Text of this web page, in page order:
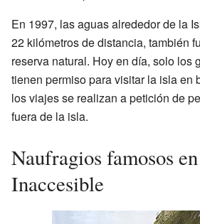
En 1997, las aguas alrededor de la
22 kilómetros de distancia, también
reserva natural. Hoy en día, solo los
tienen permiso para visitar la isla en
los viajes se realizan a petición de
fuera de la isla.
Naufragios famosos
Inaccesible